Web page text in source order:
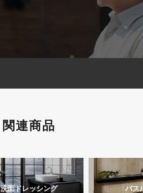
関連商品
洗面ドレッシング バス